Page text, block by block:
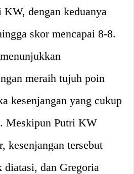
KW, dengan keduanya
skor mencapai 8-8.
meraih tujuh poin
kesenjangan yang cukup
Meskipun Putri KW
kesenjangan tersebut
diatasi, dan Gregoria